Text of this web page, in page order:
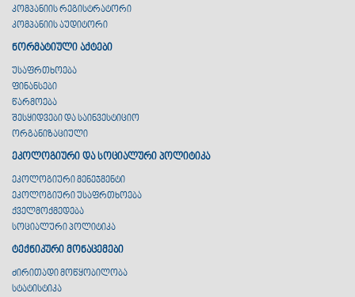
კომპანიის რეგისტრატორი
კომპანიის აუდიტორი
ნორმატიული აქტები
უსაფრთხოება
ფინანსები
წარმოება
შესყიდვები და საინვესტიციო
ორგანიზაციული
ეკოლოგიური და სოციალური პოლიტიკა
ეკოლოგიური მენეჯმენტი
ეკოლოგიური უსაფრთხოება
ქველმოქმედება
სოციალური პოლიტიკა
ტექნიკური მონაცემები
ძირითადი მოწყობილობა
სტატისტიკა